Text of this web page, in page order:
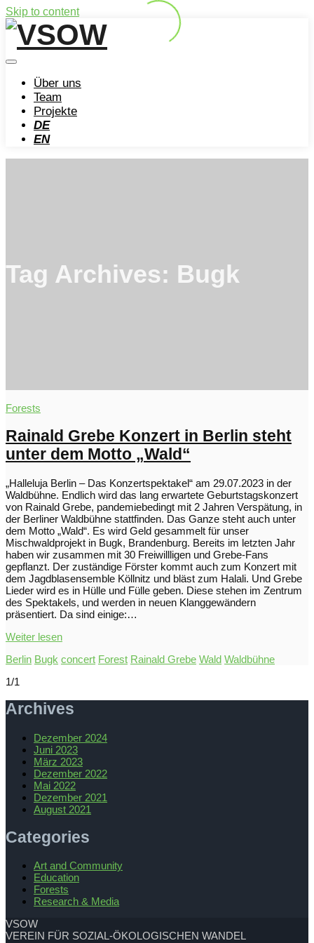
Skip to content
Über uns
Team
Projekte
DE
EN
Tag Archives: Bugk
Forests
Rainald Grebe Konzert in Berlin steht
unter dem Motto „Wald“
„Halleluja Berlin – Das Konzertspektakel“ am 29.07.2023 in der
Waldbühne. Endlich wird das lang erwartete Geburtstagskonzert
von Rainald Grebe, pandemiebedingt mit 2 Jahren Verspätung, in
der Berliner Waldbühne stattfinden. Das Ganze steht auch unter
dem Motto „Wald“. Es wird Geld gesammelt für unser
Mischwaldprojekt in Bugk, Brandenburg. Bereits im letzten Jahr
haben wir zusammen mit 30 Freiwillligen und Grebe-Fans
gepflanzt. Der zuständige Förster kommt auch zum Konzert mit
dem Jagdblasensemble Köllnitz und bläst zum Halali. Und Grebe
Lieder wird es in Hülle und Fülle geben. Diese stehen im Zentrum
des Spektakels, und werden in neuen Klanggewändern
präsentiert. Da sind einige:…
Weiter lesen
Berlin Bugk concert Forest Rainald Grebe Wald Waldbühne
1/1
Archives
Dezember 2024
Juni 2023
März 2023
Dezember 2022
Mai 2022
Dezember 2021
August 2021
Categories
Art and Community
Education
Forests
Research & Media
VSOW
VEREIN FÜR SOZIAL-ÖKOLOGISCHEN WANDEL